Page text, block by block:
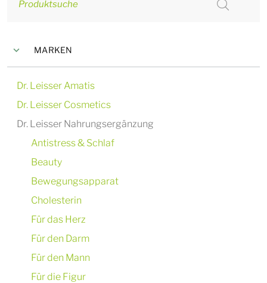
Produktsuche
MARKEN
Dr. Leisser Amatis
Dr. Leisser Cosmetics
Dr. Leisser Nahrungsergänzung
Antistress & Schlaf
Beauty
Bewegungsapparat
Cholesterin
Für das Herz
Für den Darm
Für den Mann
Für die Figur